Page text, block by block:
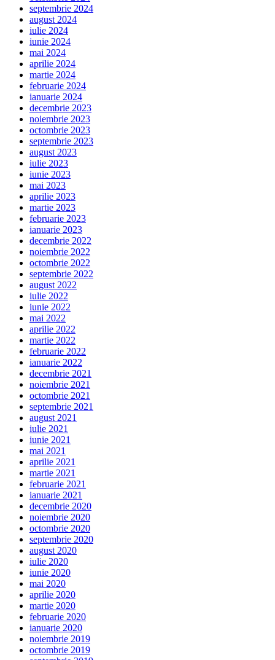
septembrie 2024
august 2024
iulie 2024
iunie 2024
mai 2024
aprilie 2024
martie 2024
februarie 2024
ianuarie 2024
decembrie 2023
noiembrie 2023
octombrie 2023
septembrie 2023
august 2023
iulie 2023
iunie 2023
mai 2023
aprilie 2023
martie 2023
februarie 2023
ianuarie 2023
decembrie 2022
noiembrie 2022
octombrie 2022
septembrie 2022
august 2022
iulie 2022
iunie 2022
mai 2022
aprilie 2022
martie 2022
februarie 2022
ianuarie 2022
decembrie 2021
noiembrie 2021
octombrie 2021
septembrie 2021
august 2021
iulie 2021
iunie 2021
mai 2021
aprilie 2021
martie 2021
februarie 2021
ianuarie 2021
decembrie 2020
noiembrie 2020
octombrie 2020
septembrie 2020
august 2020
iulie 2020
iunie 2020
mai 2020
aprilie 2020
martie 2020
februarie 2020
ianuarie 2020
noiembrie 2019
octombrie 2019